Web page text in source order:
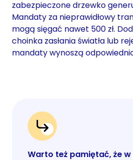
zabezpieczone drzewko
Mandaty za nieprawidłowy
mogą sięgać nawet 500 zł.
choinka zasłania światła lub
mandaty wynoszą odpowiednio
Warto też pamiętać, że